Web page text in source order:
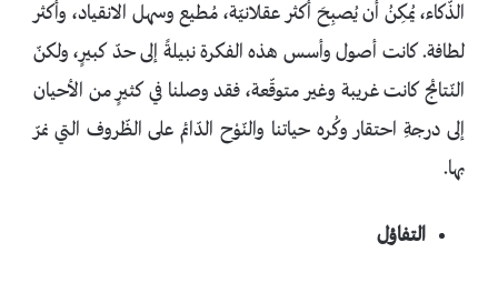
الذّكاء، يُمكِنُ أن يُصبِحَ أكثر عقلانيّة، مُطيع وسهل الانقياد، وأكثر
لطافة. كانت أصول وأسس هذه الفكرة نبيلةً إلى حدّ كبيرٍ، ولكنّ
النّتائج كانت غريبة وغير متوقّعة، فقد وصلنا في كثيرٍ من الأحيان
إلى درجةِ احتقار وكُره حياتنا والنّوْح الدّائم على الظّروف التي نمرّ
بها.
التفاؤل